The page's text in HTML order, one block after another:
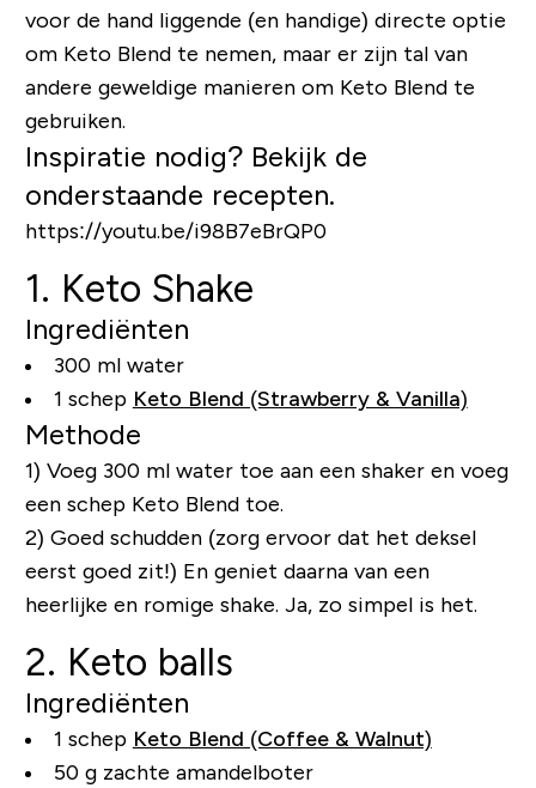
voor de hand liggende (en handige) directe optie
om Keto Blend te nemen, maar er zijn tal van
andere geweldige manieren om Keto Blend te
gebruiken.
Inspiratie nodig? Bekijk de
onderstaande recepten.
https://youtu.be/i98B7eBrQP0
1. Keto Shake
Ingrediënten
300 ml water
1 schep Keto Blend (Strawberry & Vanilla)
Methode
1) Voeg 300 ml water toe aan een shaker en voeg
een schep Keto Blend toe.
2) Goed schudden (zorg ervoor dat het deksel
eerst goed zit!) En geniet daarna van een
heerlijke en romige shake. Ja, zo simpel is het.
2. Keto balls
Ingrediënten
1 schep Keto Blend (Coffee & Walnut)
50 g zachte amandelboter